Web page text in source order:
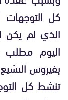
كل
الذي لم
اليوم مطلب
بفيروس
تنشط كل